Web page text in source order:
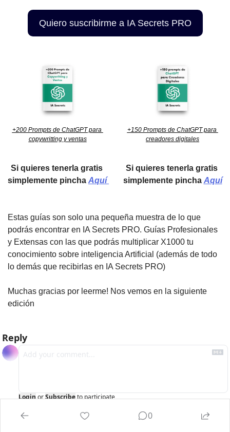
Quiero suscribirme a IA Secrets PRO
+200 Prompts de ChatGPT para
copywritting y ventas
Si quieres tenerla gratis
simplemente pincha
Aquí
+150 Prompts de ChatGPT para
creadores digitales
Si quieres tenerla gratis
simplemente pincha Aquí
Estas guías son solo una pequeña muestra de lo que
podrás encontrar en IA Secrets PRO. Guías Profesionales
y Extensas con las que podrás multiplicar X1000 tu
conocimiento sobre inteligencia Artificial (además de todo
lo demás que recibirlas en IA Secrets PRO)
Muchas gracias por leerme! Nos vemos en la siguiente
edición
Reply
Login orSubscribeto participate
0